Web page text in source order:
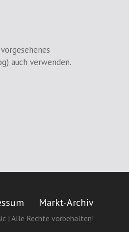
auch verwenden.
Markt-Archiv
| Alle Rechte vorbehalten!